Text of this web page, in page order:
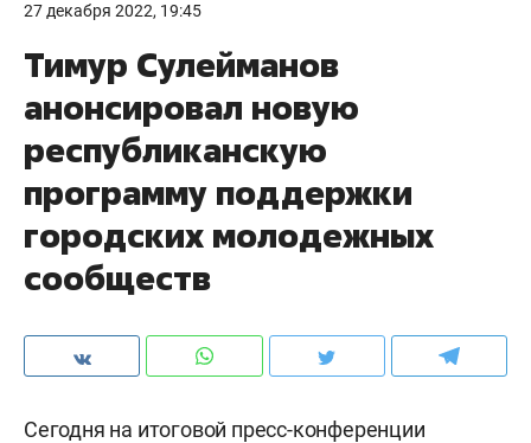
27 декабря 2022, 19:45
​Тимур Сулейманов
анонсировал новую
республиканскую
программу поддержки
городских молодежных
сообществ
Сегодня на итоговой пресс-конференции